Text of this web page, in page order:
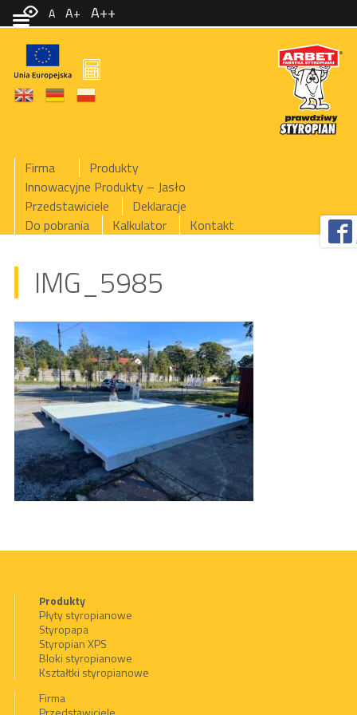
Firma
Produkty
Innowacyjne Produkty – Jasło
Przedstawiciele
Deklaracje
Do pobrania
Kalkulator Kontakt
IMG_5985
Produkty
Płyty styropianowe
Styropapa
Styropian XPS
Bloki styropianowe
Kształtki styropianowe
Firma
A A+ A++